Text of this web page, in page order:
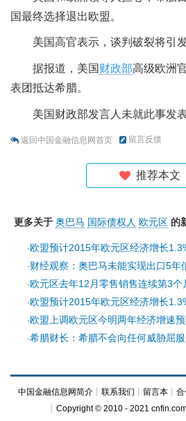
国最终选择退出欧盟。
美国高官表示，谈判破裂将引
据报道，美国 财政部高级欧洲
表团抵达希腊。
美国财政部发言人未就此事发表
返回中国金融信息网首页 留言反馈
推荐本文
更多关于 奥巴马 国际债权人 欧元区 的
·欧盟预计2015年欧元区经济增长
·财经观察：奥巴马未能实现出口5年
·欧元区去年12月零售销售连续第3个
·欧盟预计2015年欧元区经济增长
·欧盟上调欧元区今明两年经济增速
·希腊财长：希腊不会向任何威胁屈服
中国金融信息网简介 ┊ 联系我们 ┊ 留言本 ┊
┊Copyright © 2010 - 2021